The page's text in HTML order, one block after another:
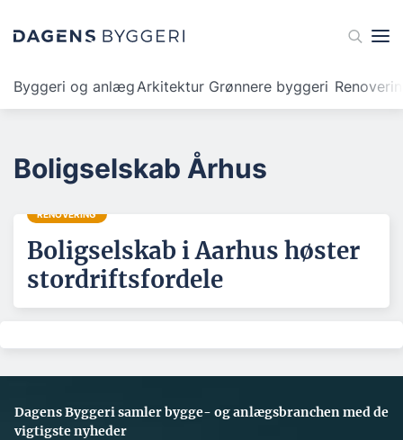
Byggeri og anlægArkitektur Grønnere byggeri
Boligselskab Århus
RENOVERING
Boligselskab i Aarhus høster
stordriftsfordele
Dagens Byggeri samler bygge- og anlægsbranchen med de
vigtigste nyheder